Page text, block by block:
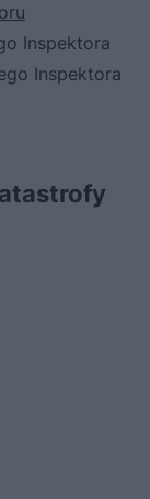
Inspektora
Inspektora